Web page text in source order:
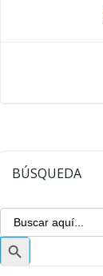
BÚSQUEDA
Buscar:
Botón
de
búsqueda